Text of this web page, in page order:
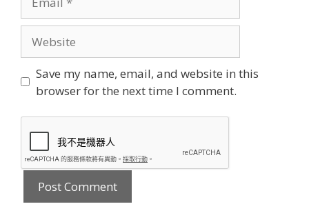
Save my name, email, and website in this
browser for the next time I comment.